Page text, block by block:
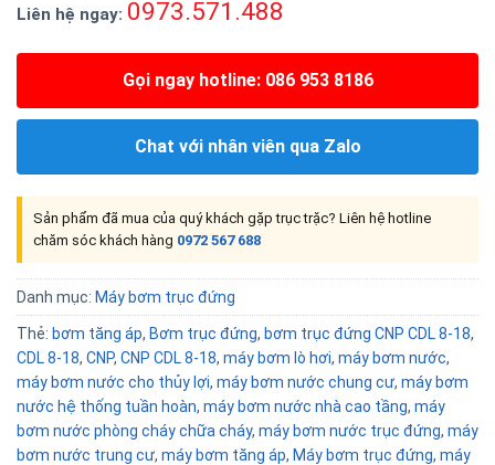
Liên hệ ngay: 0973.571.488
Gọi ngay hotline: 086 953 8186
Chat với nhân viên qua Zalo
Sản phẩm đã mua của quý khách gặp trục trặc? Liên hệ hotline
chăm sóc khách hàng 0972 567 688
Danh mục: Máy bơm trục đứng
Thẻ: bơm tăng áp, Bơm trục đứng, bơm trục đứng CNP CDL 8-18,
CDL 8-18, CNP, CNP CDL 8-18, máy bơm lò hơi, máy bơm nước,
máy bơm nước cho thủy lợi, máy bơm nước chung cư, máy bơm
nước hệ thống tuần hoàn, máy bơm nước nhà cao tầng, máy
bơm nước phòng cháy chữa cháy, máy bơm nước trục đứng, máy
bơm nước trung cư, máy bơm tăng áp, Máy bơm trục đứng, máy